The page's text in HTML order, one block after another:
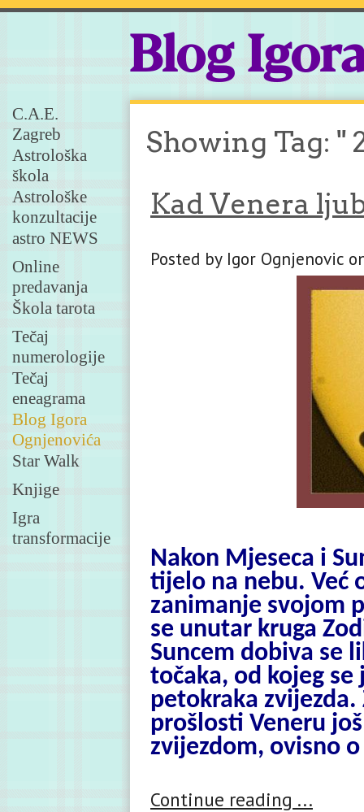
Blog
C.A.E.
Zagreb
Astrološka
škola
Astrološke
konzultacije
astro NEWS
Online
predavanja
Škola tarota
Tečaj
numerologije
Tečaj
eneagrama
Blog Igora
Ognjenovića
Star Walk
Knjige
Igra
transformacije
Showing Tag: "
Kad Venera
Posted by Igor Ognjenovic
Nakon Mjeseca i
tijelo na nebu. Već
zanimanje svojom
se unutar kruga
Suncem dobiva se
točaka, od kojeg
petokraka
prošlosti Veneru
zvijezdom, ovisno
Continue reading ...